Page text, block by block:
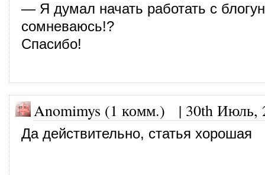
— Я думал начать работать с
сомневаюсь!?
Спасибо!
Anomimys (1 комм.) | 30th Июль,
Да действительно, статья хорошая